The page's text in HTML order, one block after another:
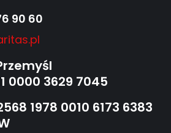
90 60
0000 3629 7045
1978 0010 6173 6383